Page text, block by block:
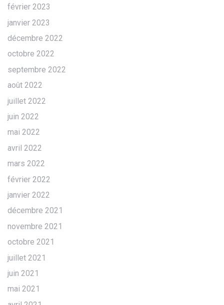
février 2023
janvier 2023
décembre 2022
octobre 2022
septembre 2022
août 2022
juillet 2022
juin 2022
mai 2022
avril 2022
mars 2022
février 2022
janvier 2022
décembre 2021
novembre 2021
octobre 2021
juillet 2021
juin 2021
mai 2021